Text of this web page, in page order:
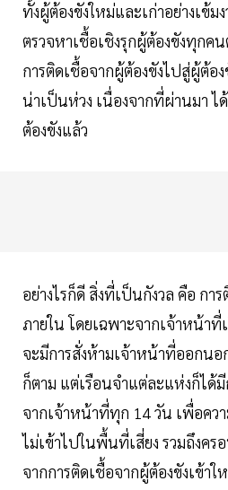
ทั้งผู้ต้องขังใหม่และเก่าอย่างเข้ม
ตรวจหาเชื้อเชิงรุกผู้ต้องขังทุกคน
การติดเชื้อจากผู้ต้องขังไปสู่ผู้ต้อ
น่าเป็นห่วง เนื่องจากที่ผ่านมา ไ
ต้องขังแล้ว
อย่างไรก็ดี สิ่งที่เป็นกังวล คือ กา
ภายใน โดยเฉพาะจากเจ้าหน้าที่
จะมีการสั่งห้ามเจ้าหน้าที่ออกน
ก็ตาม แต่เรือนจำแต่ละแห่งก็ได้มี
จากเจ้าหน้าที่ทุก 14 วัน เพื่อคว
ไม่เข้าไปในพื้นที่เสี่ยง รวมถึงคร
จากการติดเชื้อจากผู้ต้องขังเข้าใ